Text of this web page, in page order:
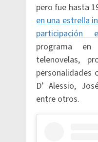
pero fue hasta
en una estrella
programa
telenovelas,
personalidades
D’ Alessio,
entre otros.